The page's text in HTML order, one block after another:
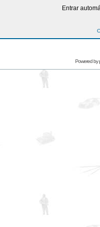
Entrar
Powered by